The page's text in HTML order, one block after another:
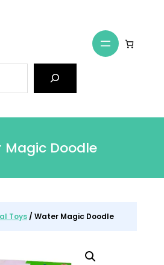
Magic Doodle
Toys/ Water Magic Doodle